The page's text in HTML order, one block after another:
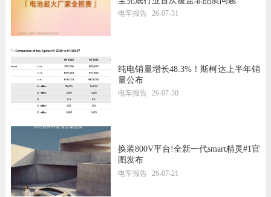
电车报告 26-07-31
纯电销量增长48.3%！斯柯达上半年销
量公布
电车报告 26-07-30
换装800V平台!全新一代smart精灵#1官
图发布
电车报告 26-07-21